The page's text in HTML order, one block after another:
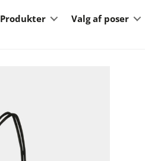
Produkter Valg af poser